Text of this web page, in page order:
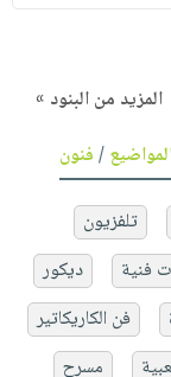
المزيد من البنود »
/فنون
تلفزيون
فنية
ديكور
فن الكاريكاتير
مسرح